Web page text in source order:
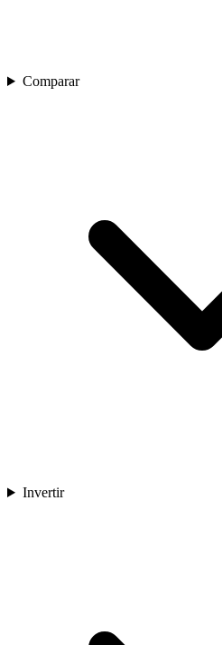
Comparar
Invertir